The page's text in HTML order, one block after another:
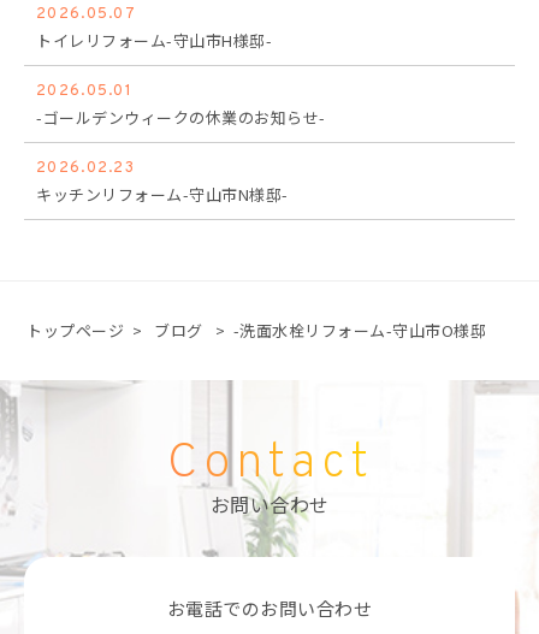
2026.05.07
トイレリフォーム-守山市H様邸-
2026.05.01
-ゴールデンウィークの休業のお知らせ-
2026.02.23
キッチンリフォーム-守山市N様邸-
トップページ > ブログ > -洗面水栓リフォーム-守山市O様邸
Contact
お問い合わせ
お電話でのお問い合わせ